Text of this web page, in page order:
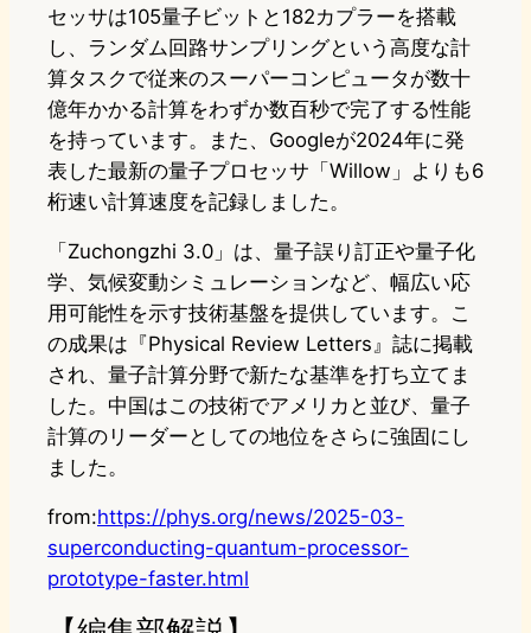
セッサは105量子ビットと182カプラーを搭載
し、ランダム回路サンプリングという高度な計
算タスクで従来のスーパーコンピュータが数十
億年かかる計算をわずか数百秒で完了する性能
を持っています。また、Googleが2024年に発
表した最新の量子プロセッサ「Willow」よりも6
桁速い計算速度を記録しました。
「Zuchongzhi 3.0」は、量子誤り訂正や量子化
学、気候変動シミュレーションなど、幅広い応
用可能性を示す技術基盤を提供しています。こ
の成果は『Physical Review Letters』誌に掲載
され、量子計算分野で新たな基準を打ち立てま
した。中国はこの技術でアメリカと並び、量子
計算のリーダーとしての地位をさらに強固にし
ました。
from:https://phys.org/news/2025-03-
superconducting-quantum-processor-
prototype-faster.html